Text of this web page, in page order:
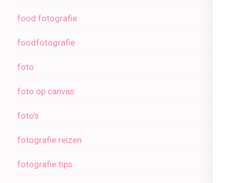
food fotografie
foodfotografie
foto
foto op canvas
foto's
fotografie reizen
fotografie tips